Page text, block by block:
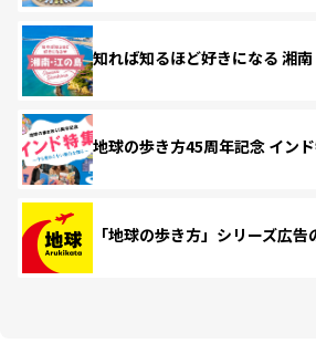
知れば知るほど好きになる 湘
地球の歩き方45周年記念 イン
「地球の歩き方」シリーズ広告